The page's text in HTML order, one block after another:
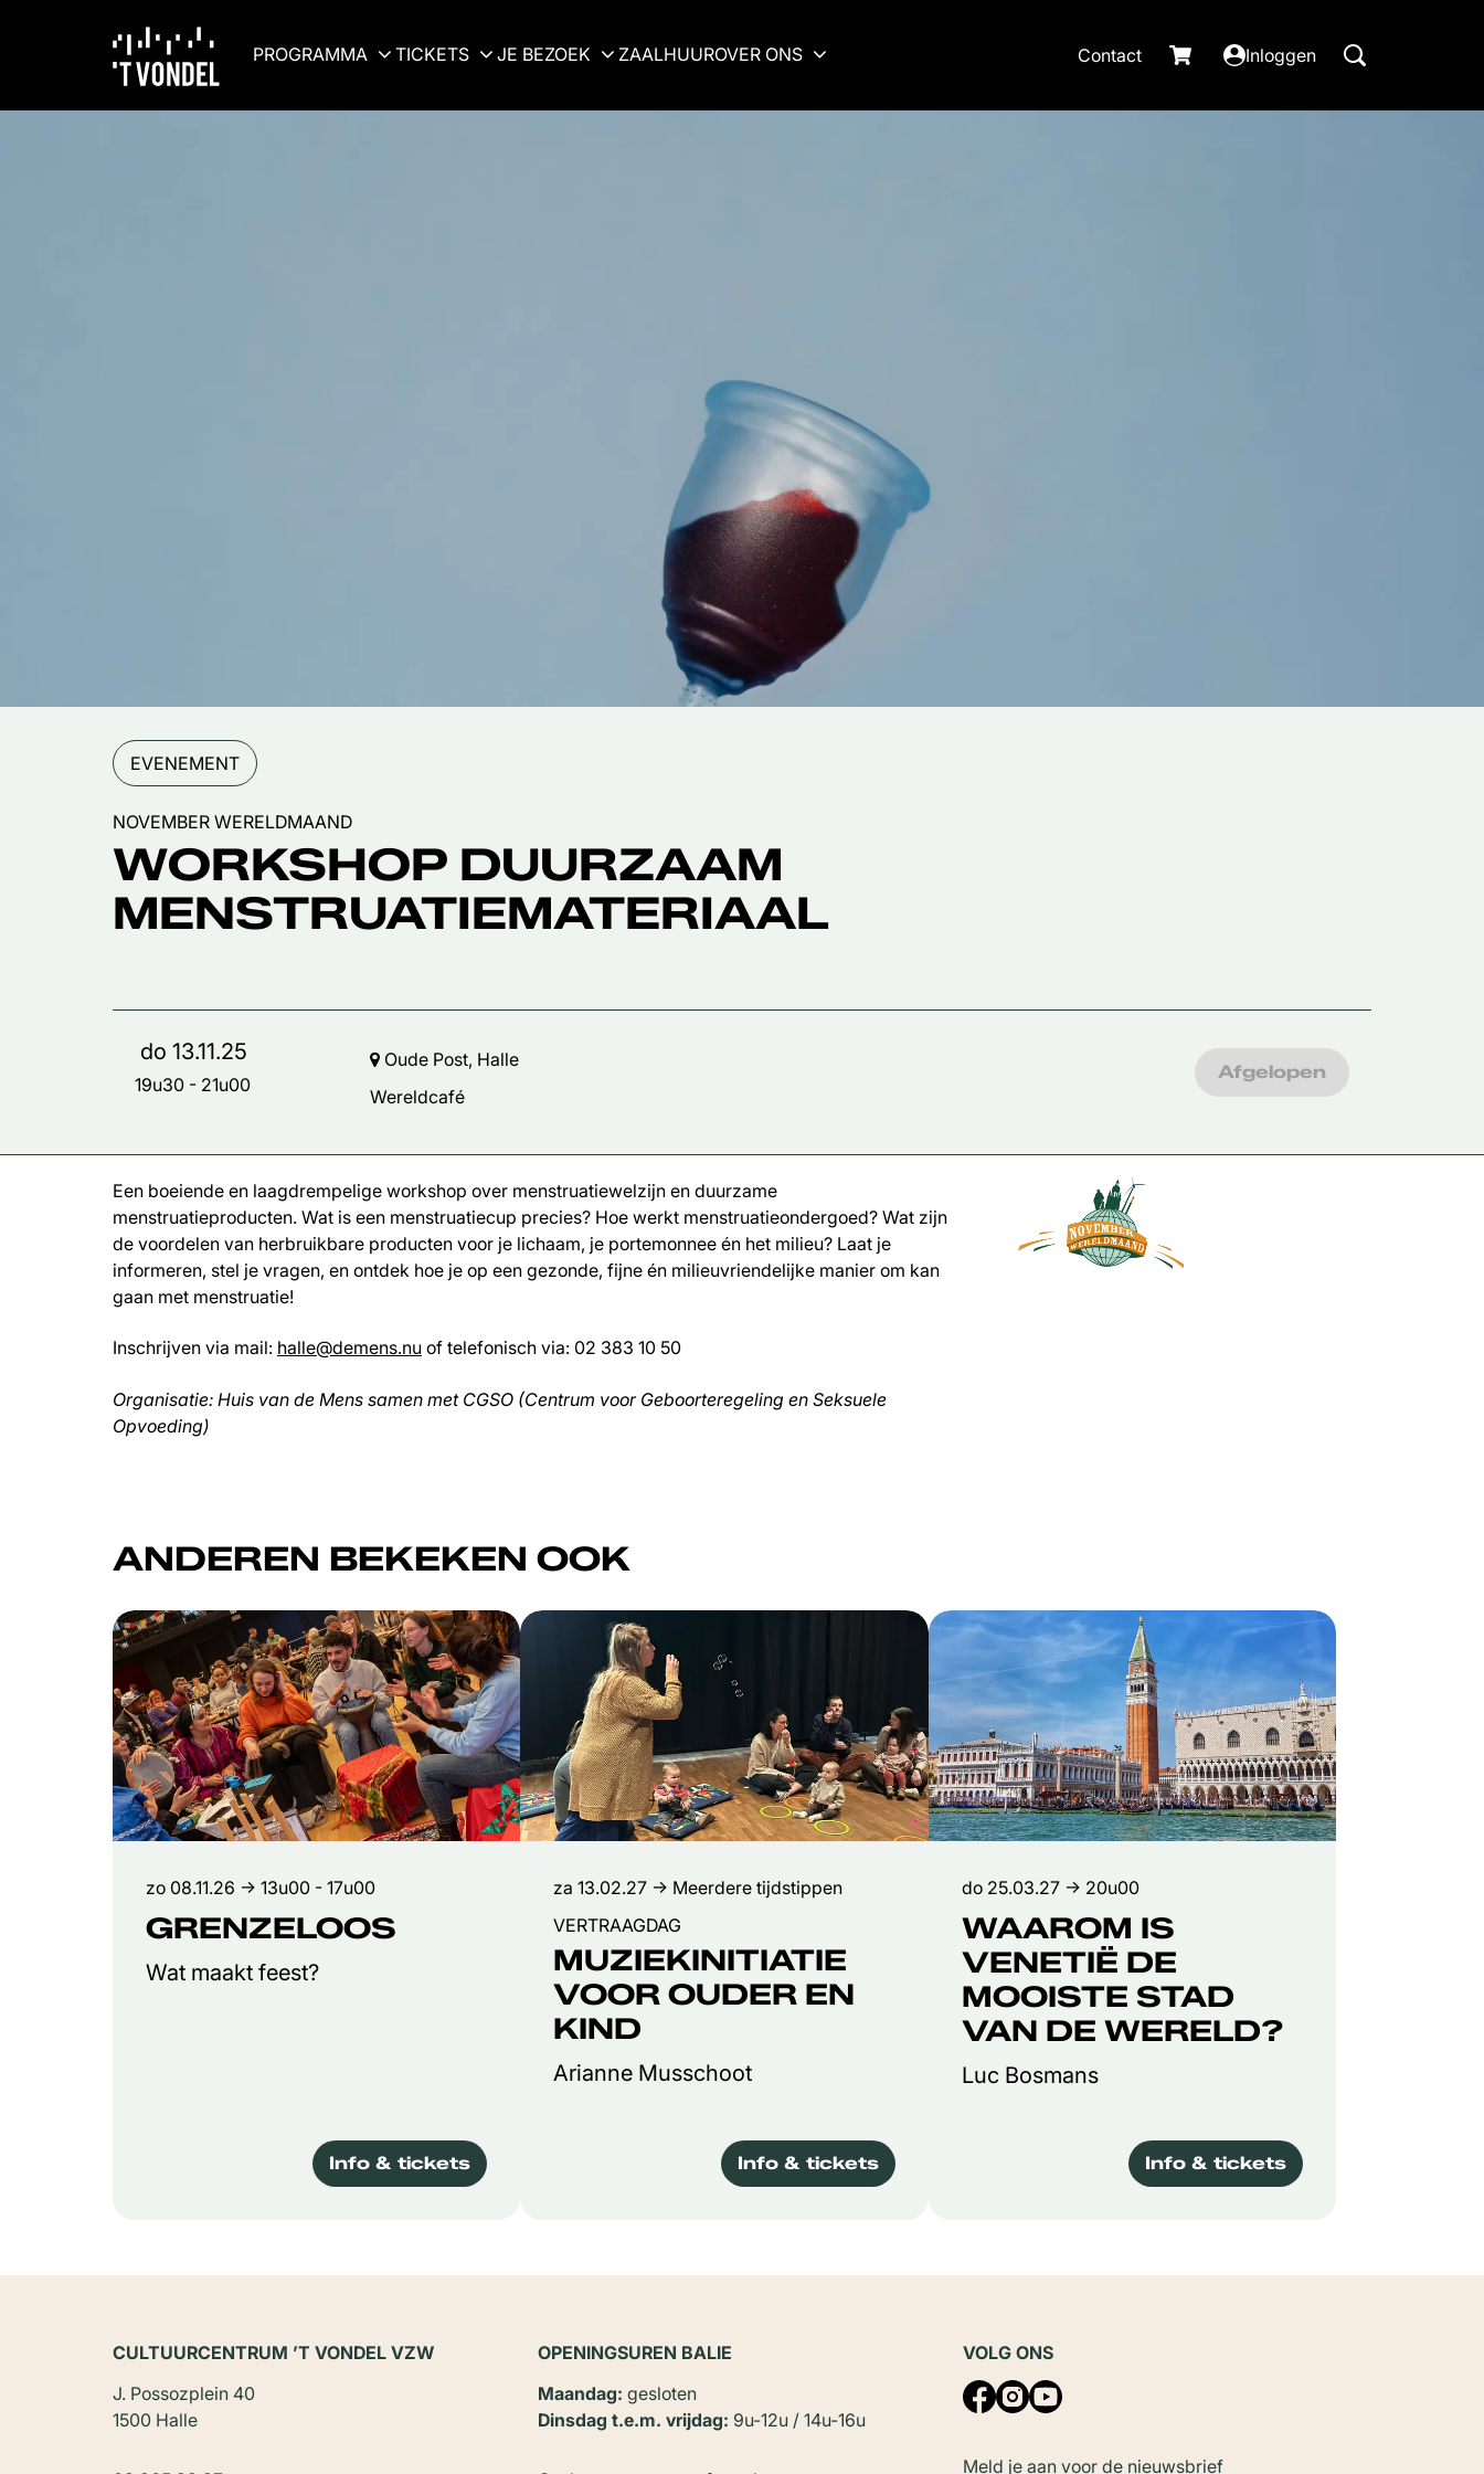
PROGRAMMA TICKETS JE BEZOEK ZAALHUUROVER ONS Contact Inloggen
EVENEMENT
WORKSHOP DUURZAAM
MENSTRUATIEMATERIAAL
NOVEMBER WERELDMAAND
do 13.11.25
19u30 - 21u00
Oude Post, Halle
Wereldcafé
Afgelopen
Een boeiende en laagdrempelige workshop over menstruatiewelzijn en duurzame
menstruatieproducten. Wat is een menstruatiecup precies? Hoe werkt menstruatieondergoed? Wat zijn
de voordelen van herbruikbare producten voor je lichaam, je portemonnee én het milieu? Laat je
informeren, stel je vragen, en ontdek hoe je op een gezonde, fijne én milieuvriendelijke manier om kan
gaan met menstruatie!
Inschrijven via mail: halle@demens.nu of telefonisch via: 02 383 10 50
Organisatie: Huis van de Mens samen met CGSO (Centrum voor Geboorteregeling en Seksuele
Opvoeding)
ANDEREN BEKEKEN OOK
Overslaan
GRENZELOOS
Wat maakt feest?
zo 08.11.26 → 13u00 - 17u00
Info & tickets
MUZIEKINITIATIE
VOOR OUDER EN
KIND
Arianne Musschoot
VERTRAAGDAG
za 13.02.27 → Meerdere tijdstippen
Info & tickets
WAAROM IS
VENETIË DE
MOOISTE STAD
VAN DE WERELD?
Luc Bosmans
do 25.03.27 → 20u00
Info & tickets
CULTUURCENTRUM ’T VONDEL VZW
J. Possozplein 40
1500 Halle
OPENINGSUREN BALIE
Maandag: gesloten
Dinsdag t.e.m. vrijdag: 9u-12u / 14u-16u
VOLG ONS
Meld je aan voor de nieuwsbrief